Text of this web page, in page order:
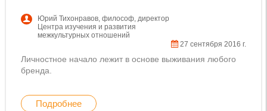
Юрий Тихонравов, философ, директор
Центра изучения и развития
межкультурных отношений
27 сентября 2016 г.
Личностное начало лежит в основе выживания любого
бренда.
Подробнее